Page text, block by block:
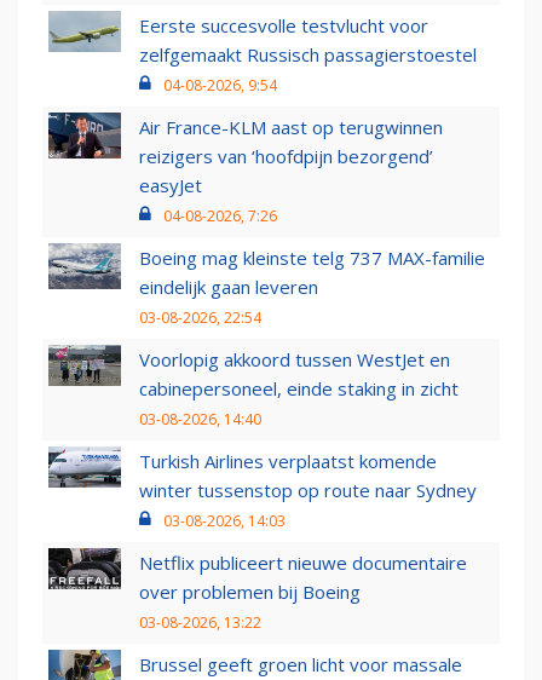
Eerste succesvolle testvlucht voor
zelfgemaakt Russisch passagierstoestel
04-08-2026, 9:54
Air France-KLM aast op terugwinnen
reizigers van ‘hoofdpijn bezorgend’
easyJet
04-08-2026, 7:26
Boeing mag kleinste telg 737 MAX-familie
eindelijk gaan leveren
03-08-2026, 22:54
Voorlopig akkoord tussen WestJet en
cabinepersoneel, einde staking in zicht
03-08-2026, 14:40
Turkish Airlines verplaatst komende
winter tussenstop op route naar Sydney
03-08-2026, 14:03
Netflix publiceert nieuwe documentaire
over problemen bij Boeing
03-08-2026, 13:22
Brussel geeft groen licht voor massale